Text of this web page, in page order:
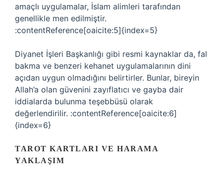
amaçlı uygulamalar, İslam alimleri tarafından
genellikle men edilmiştir.
:contentReference[oaicite:5]{index=5}
Diyanet İşleri Başkanlığı gibi resmi kaynaklar da, fal
bakma ve benzeri kehanet uygulamalarının dini
açıdan uygun olmadığını belirtirler. Bunlar, bireyin
Allah’a olan güvenini zayıflatıcı ve gayba dair
iddialarda bulunma teşebbüsü olarak
değerlendirilir. :contentReference[oaicite:6]
{index=6}
TAROT KARTLARI VE HARAMA
YAKLAŞIM